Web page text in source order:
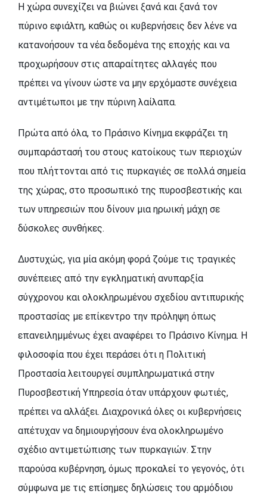
Η χώρα συνεχίζει να βιώνει ξανά και ξανά τον
πύρινο εφιάλτη, καθώς οι κυβερνήσεις δεν λένε να
κατανοήσουν τα νέα δεδομένα της εποχής και να
προχωρήσουν στις απαραίτητες αλλαγές που
πρέπει να γίνουν ώστε να μην ερχόμαστε συνέχεια
αντιμέτωποι με την πύρινη λαίλαπα.
Πρώτα από όλα, το Πράσινο Κίνημα εκφράζει τη
συμπαράστασή του στους κατοίκους των περιοχών
που πλήττονται από τις πυρκαγιές σε πολλά σημεία
της χώρας, στο προσωπικό της πυροσβεστικής και
των υπηρεσιών που δίνουν μια ηρωική μάχη σε
δύσκολες συνθήκες.
Δυστυχώς, για μία ακόμη φορά ζούμε τις τραγικές
συνέπειες από την εγκληματική ανυπαρξία
σύγχρονου και ολοκληρωμένου σχεδίου αντιπυρικής
προστασίας με επίκεντρο την πρόληψη όπως
επανειλημμένως έχει αναφέρει το Πράσινο Κίνημα. Η
φιλοσοφία που έχει περάσει ότι η Πολιτική
Προστασία λειτουργεί συμπληρωματικά στην
Πυροσβεστική Υπηρεσία όταν υπάρχουν φωτιές,
πρέπει να αλλάξει. Διαχρονικά όλες οι κυβερνήσεις
απέτυχαν να δημιουργήσουν ένα ολοκληρωμένο
σχέδιο αντιμετώπισης των πυρκαγιών. Στην
παρούσα κυβέρνηση, όμως προκαλεί το γεγονός, ότι
σύμφωνα με τις επίσημες δηλώσεις του αρμόδιου